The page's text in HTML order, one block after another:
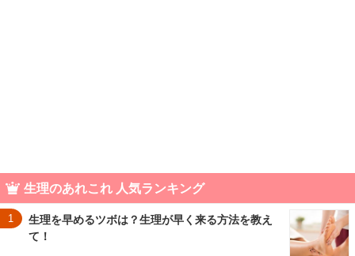
生理のあれこれ 人気ランキング
1
生理を早めるツボは？生理が早く来る方法を教え
て！